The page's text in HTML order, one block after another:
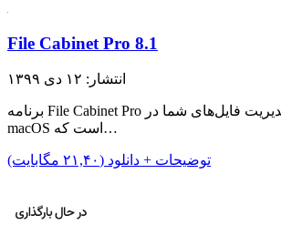
File Cabinet Pro 8.1
انتشار: ۱۲ دی ۱۳۹۹
برنامه File Cabinet Pro یک برنامه برای مدیریت فایل‌های شما در
macOS است که…
توضیحات + دانلود (۲۱,۴۰ مگابایت)